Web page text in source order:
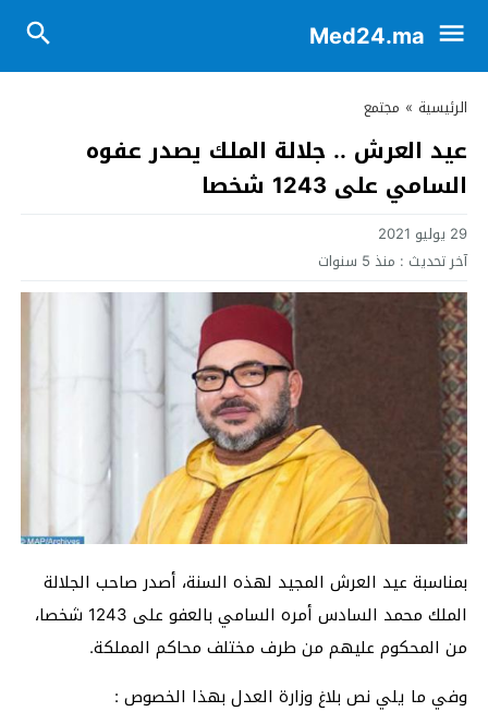
Med24.ma
الرئيسية » مجتمع
عيد العرش .. جلالة الملك يصدر عفوه
السامي على 1243 شخصا
29 يوليو 2021
آخر تحديث : منذ 5 سنوات
بمناسبة عيد العرش المجيد لهذه السنة، أصدر صاحب الجلالة
الملك محمد السادس أمره السامي بالعفو على 1243 شخصا،
من المحكوم عليهم من طرف مختلف محاكم المملكة.
وفي ما يلي نص بلاغ وزارة العدل بهذا الخصوص :